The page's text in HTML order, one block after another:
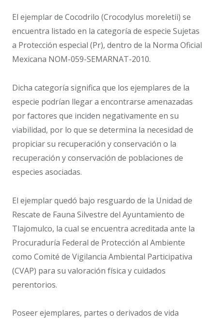
El ejemplar de Cocodrilo (Crocodylus moreletii) se
encuentra listado en la categoría de especie Sujetas
a Protección especial (Pr), dentro de la Norma Oficial
Mexicana NOM-059-SEMARNAT-2010.
Dicha categoría significa que los ejemplares de la
especie podrían llegar a encontrarse amenazadas
por factores que inciden negativamente en su
viabilidad, por lo que se determina la necesidad de
propiciar su recuperación y conservación o la
recuperación y conservación de poblaciones de
especies asociadas.
El ejemplar quedó bajo resguardo de la Unidad de
Rescate de Fauna Silvestre del Ayuntamiento de
Tlajomulco, la cual se encuentra acreditada ante la
Procuraduría Federal de Protección al Ambiente
como Comité de Vigilancia Ambiental Participativa
(CVAP) para su valoración física y cuidados
perentorios.
Poseer ejemplares, partes o derivados de vida